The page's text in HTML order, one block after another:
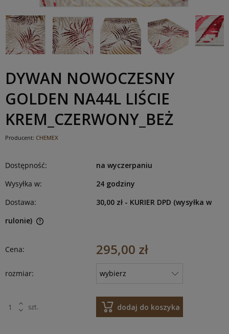
DYWAN NOWOCZESNY
GOLDEN NA44L LIŚCIE
KREM_CZERWONY_BEŻ
Producent: CHEMEX
Dostępność:
na wyczerpaniu
Wysyłka w:
24 godziny
Dostawa:
30,00 zł - KURIER DPD (wysyłka w
rulonie)
Cena: 295,00 zł
rozmiar:
szt. dodaj do koszyka